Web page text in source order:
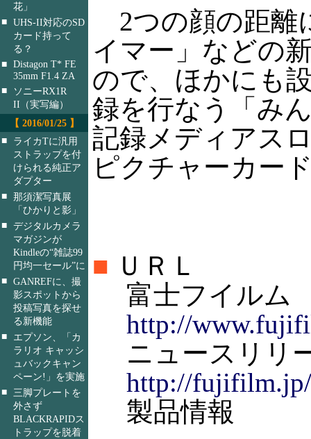
花」
■ UHS-II対応のSD
カード持って
る？
■ Distagon T* FE
35mm F1.4 ZA
■
ソニーRX1R
II（実写編）
【 2016/01/25 】
■
ライカTに汎用
ストラップを付
けられる純正ア
ダプター
■ 那須潔写真展
「ひかりと影」
■ デジタルカメラ
マガジンが
Kindleの“雑誌99
円均一セール”に
■ GANREFに、撮
影スポットから
投稿写真を探せ
る新機能
■
エプソン、「カ
ラリオ キャッシ
ュバックキャン
ペーン!」を実施
■ 三脚プレートを
外さず
BLACKRAPIDス
トラップを脱着
2つの顔の距離
イマー」などの
ので、ほかにも
録を行なう「み
記録メディアス
ピクチャーカー
■ ＵＲＬ
富士フイルム
http://
ニュースリリ
http://
製品情報